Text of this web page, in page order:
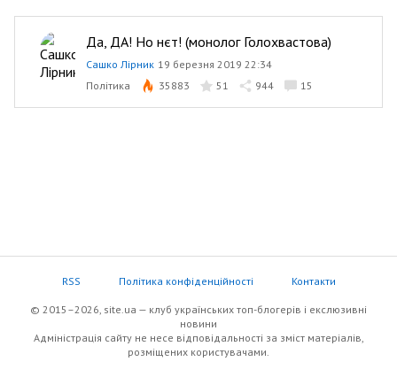
Да, ДА! Но нєт! (монолог Голохвастова)
Сашко Лірник 19 березня 2019 22:34
Політика
35883 51 944 15
RSS Політика конфіденційності Контакти
© 2015–2026, site.ua — клуб українських топ-блогерів i екслюзивнi
новини
Адміністрація сайту не несе відповідальності за зміст матеріалів,
розміщених користувачами.